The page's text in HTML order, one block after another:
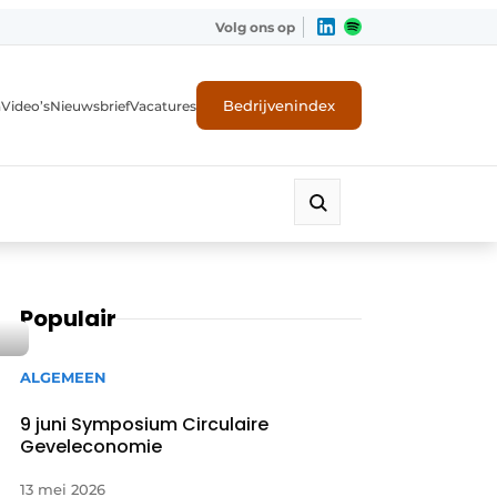
Volg ons op
Video’sNieuwsbriefVacatures Bedrijvenindex
Populair
ALGEMEEN
9 juni Symposium Circulaire
Geveleconomie
13 mei 2026